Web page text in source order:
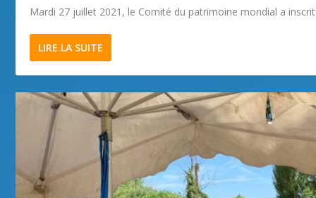
Mardi 27 juillet 2021, le Comité du patrimoine mondial a
LIRE LA SUITE